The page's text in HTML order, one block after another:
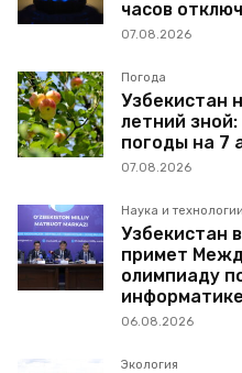
часов
07.08.2026
Погода
Узбекистан
летний зной:
погоды на 7
07.08.2026
Наука и технологии
Узбекистан
примет
олимпиаду
информатике
06.08.2026
Экология